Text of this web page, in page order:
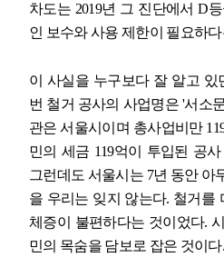
차도는 2019년 그 진단에서D
인 보수와 사용 제한이 필요하
이 사실을 누구보다 잘 알고 있
번 철거 공사의 사업명은 '서소
관은 서울시이며 총사업비만
민의 세금 119억이 투입된 공
그런데도 서울시는 7년 동안 아
을 우리는 잊지 않는다. 철거를
체증이 불편하다는 것이었다.
민의 목숨을 담보로 잡은 것이다.